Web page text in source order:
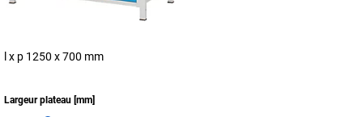
l x p 1250 x 700 mm
Largeur plateau [mm]